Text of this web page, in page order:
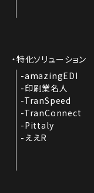
特化ソリューション
amazingEDI
印刷業名人
TranSpeed
TranConnect
Pittaly
ええR